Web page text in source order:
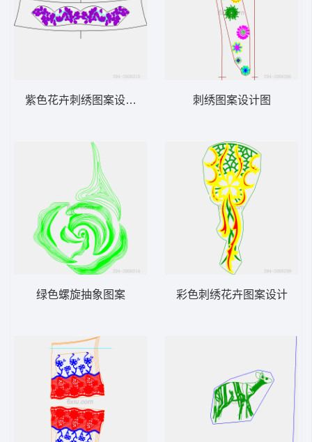
紫色花卉刺绣图案设计图
绿色螺旋抽象图案
刺绣图案设计图
彩色刺绣花卉图案设计